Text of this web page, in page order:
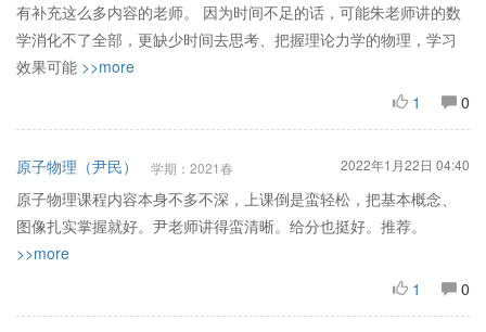
有补充这么多内容的老师。 因为时间不足的话，可能朱老师讲的数
学消化不了全部，更缺少时间去思考、把握理论力学的物理，学习
效果可能 >>more
1
0
原子物理（尹民） 学期：2021春 2022年1月22日 04:40
原子物理课程内容本身不多不深，上课倒是蛮轻松，把基本概念、
图像扎实掌握就好。尹老师讲得蛮清晰。给分也挺好。推荐。
>>more
1
0